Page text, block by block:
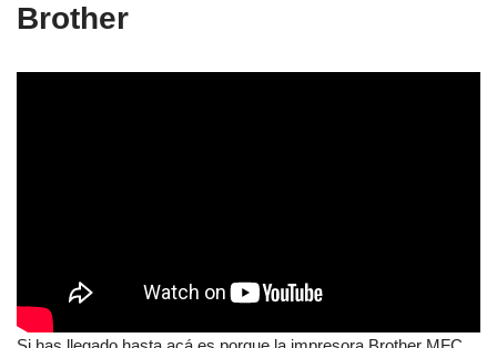
Brother